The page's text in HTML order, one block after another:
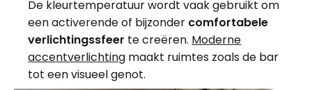
De kleurtemperatuur wordt vaak gebruikt om
een activerende of bijzonder comfortabele
verlichtingssfeer te creëren. Moderne
accentverlichting maakt ruimtes zoals de bar
tot een visueel genot.